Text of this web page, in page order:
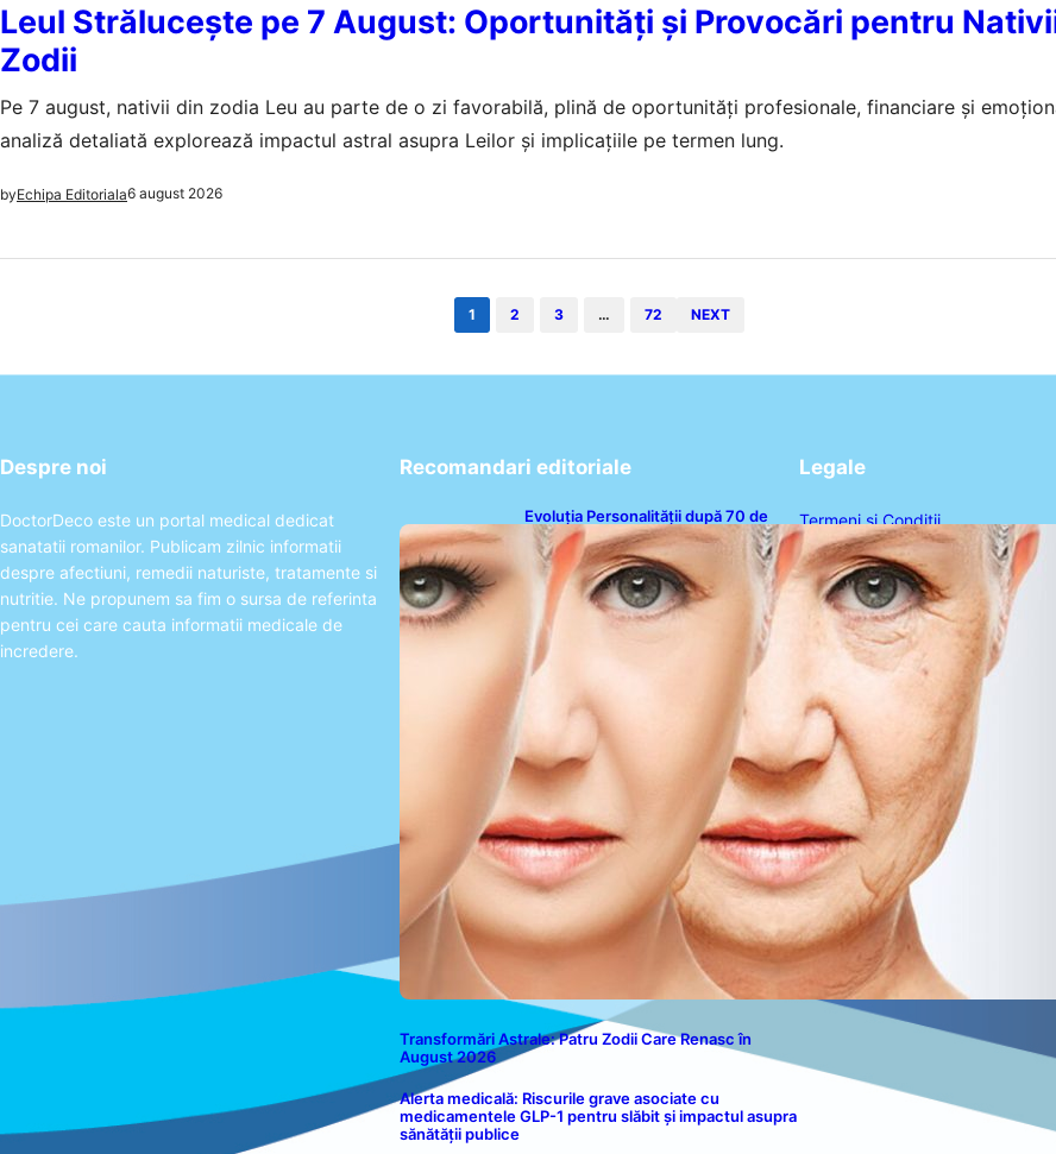
Leul Strălucește pe 7 August: Oportunități și Provocări pentru
Zodii
Pe 7 august, nativii din zodia Leu au parte de o zi favorabilă, plină de oportunități profesionale, financiare și
analiză detaliată explorează impactul astral asupra Leilor și implicațiile pe termen lung.
byEchipa Editoriala6 august 2026
1 2 3 … 72 NEXT
Despre noi
DoctorDeco este un portal medical dedicat
sanatatii romanilor. Publicam zilnic informatii
despre afectiuni, remedii naturiste, tratamente si
nutritie. Ne propunem sa fim o sursa de referinta
pentru cei care cauta informatii medicale de
incredere.
Recomandari editoriale
Evoluția Personalității după 70 de
Ani: Ce Revelații Ne Oferă Studiile
Psihologice
Transformări Astrale: Patru Zodii Care Renasc în
August 2026
Alerta medicală: Riscurile grave asociate cu
medicamentele GLP-1 pentru slăbit și impactul asupra
sănătății publice
Legale
Termeni și Condiții
Politica de Confidențialitate
Politica de Cookies
Disclaimer